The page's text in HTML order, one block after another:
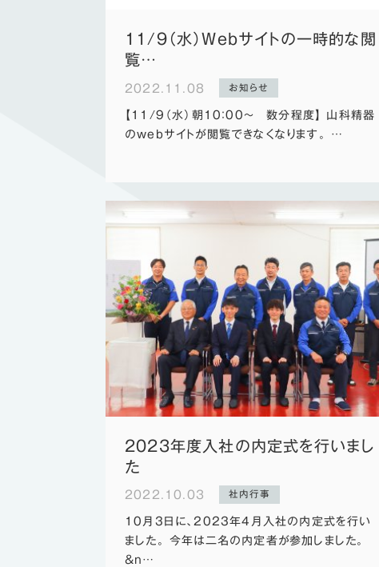
11/9（水）Webサイトの一時的な閲
覧…
2022.11.08 お知らせ
【11/9（水）朝10：00～ 数分程度】 山科精器
のwebサイトが閲覧できなくなります。 …
2023年度入社の内定式を行いまし
た
2022.10.03 社内行事
10月3日に、2023年4月入社の内定式を行い
ました。 今年は二名の内定者が参加しました。
&n…